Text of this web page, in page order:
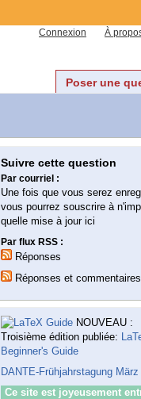
Connexion À
Poser une
Suivre cette question
Par courriel :
Une fois que vous serez
vous pourrez souscrire à
quelle mise à jour ici
Par flux RSS :
Réponses
Réponses et commentaires
NOUVEAU :
Troisième édition publiée:
Beginner's Guide
DANTE-Frühjahrstagung März
Ce site est joyeusement